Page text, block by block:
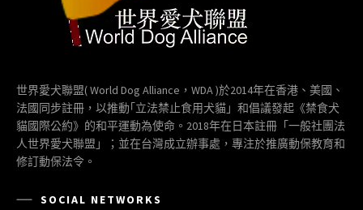
世界愛犬聯盟( World Dog Alliance，WDA )於2014年在香港、美國、
法國同步註冊，以推動｢立法禁止食用犬貓」和倡議發起《禁食犬
貓國際公約》的和平運動為使命。2018年在日本註冊「一般社團法
人世界愛犬聯盟」；並在台灣成立辦事處，專注於推廣動保教育和
修訂動保法令。
SOCIAL NETWORKS